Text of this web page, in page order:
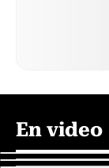
En video